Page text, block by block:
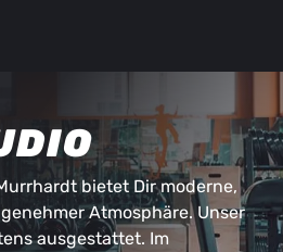
bietet Dir moderne,
Atmosphäre. Unser
ausgestattet. Im